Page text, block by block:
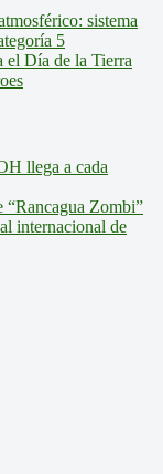
sistema
5
el Día de la Tierra
llega a cada
“Rancagua Zombi”
internacional de